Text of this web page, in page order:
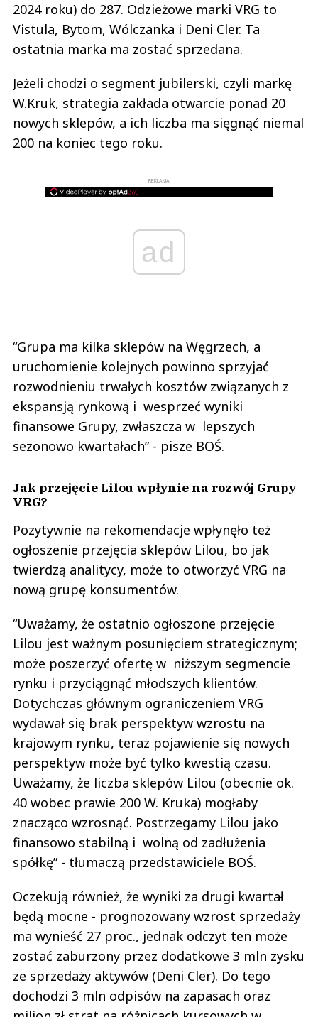
2024 roku) do 287. Odzieżowe marki VRG to
Vistula, Bytom, Wólczanka i Deni Cler. Ta
ostatnia marka ma zostać sprzedana.
Jeżeli chodzi o segment jubilerski, czyli markę
W.Kruk, strategia zakłada otwarcie ponad 20
nowych sklepów, a ich liczba ma sięgnąć niemal
200 na koniec tego roku.
REKLAMA
ad
“Grupa ma kilka sklepów na Węgrzech, a
uruchomienie kolejnych powinno sprzyjać
rozwodnieniu trwałych kosztów związanych z
ekspansją rynkową i wesprzeć wyniki
finansowe Grupy, zwłaszcza w lepszych
sezonowo kwartałach” - pisze BOŚ.
Jak przejęcie Lilou wpłynie na rozwój Grupy
VRG?
Pozytywnie na rekomendacje wpłynęło też
ogłoszenie przejęcia sklepów Lilou, bo jak
twierdzą analitycy, może to otworzyć VRG na
nową grupę konsumentów.
“Uważamy, że ostatnio ogłoszone przejęcie
Lilou jest ważnym posunięciem strategicznym;
może poszerzyć ofertę w niższym segmencie
rynku i przyciągnąć młodszych klientów.
Dotychczas głównym ograniczeniem VRG
wydawał się brak perspektyw wzrostu na
krajowym rynku, teraz pojawienie się nowych
perspektyw może być tylko kwestią czasu.
Uważamy, że liczba sklepów Lilou (obecnie ok.
40 wobec prawie 200 W. Kruka) mogłaby
znacząco wzrosnąć. Postrzegamy Lilou jako
finansowo stabilną i wolną od zadłużenia
spółkę” - tłumaczą przedstawiciele BOŚ.
Oczekują również, że wyniki za drugi kwartał
będą mocne - prognozowany wzrost sprzedaży
ma wynieść 27 proc., jednak odczyt ten może
zostać zaburzony przez dodatkowe 3 mln zysku
ze sprzedaży aktywów (Deni Cler). Do tego
dochodzi 3 mln odpisów na zapasach oraz